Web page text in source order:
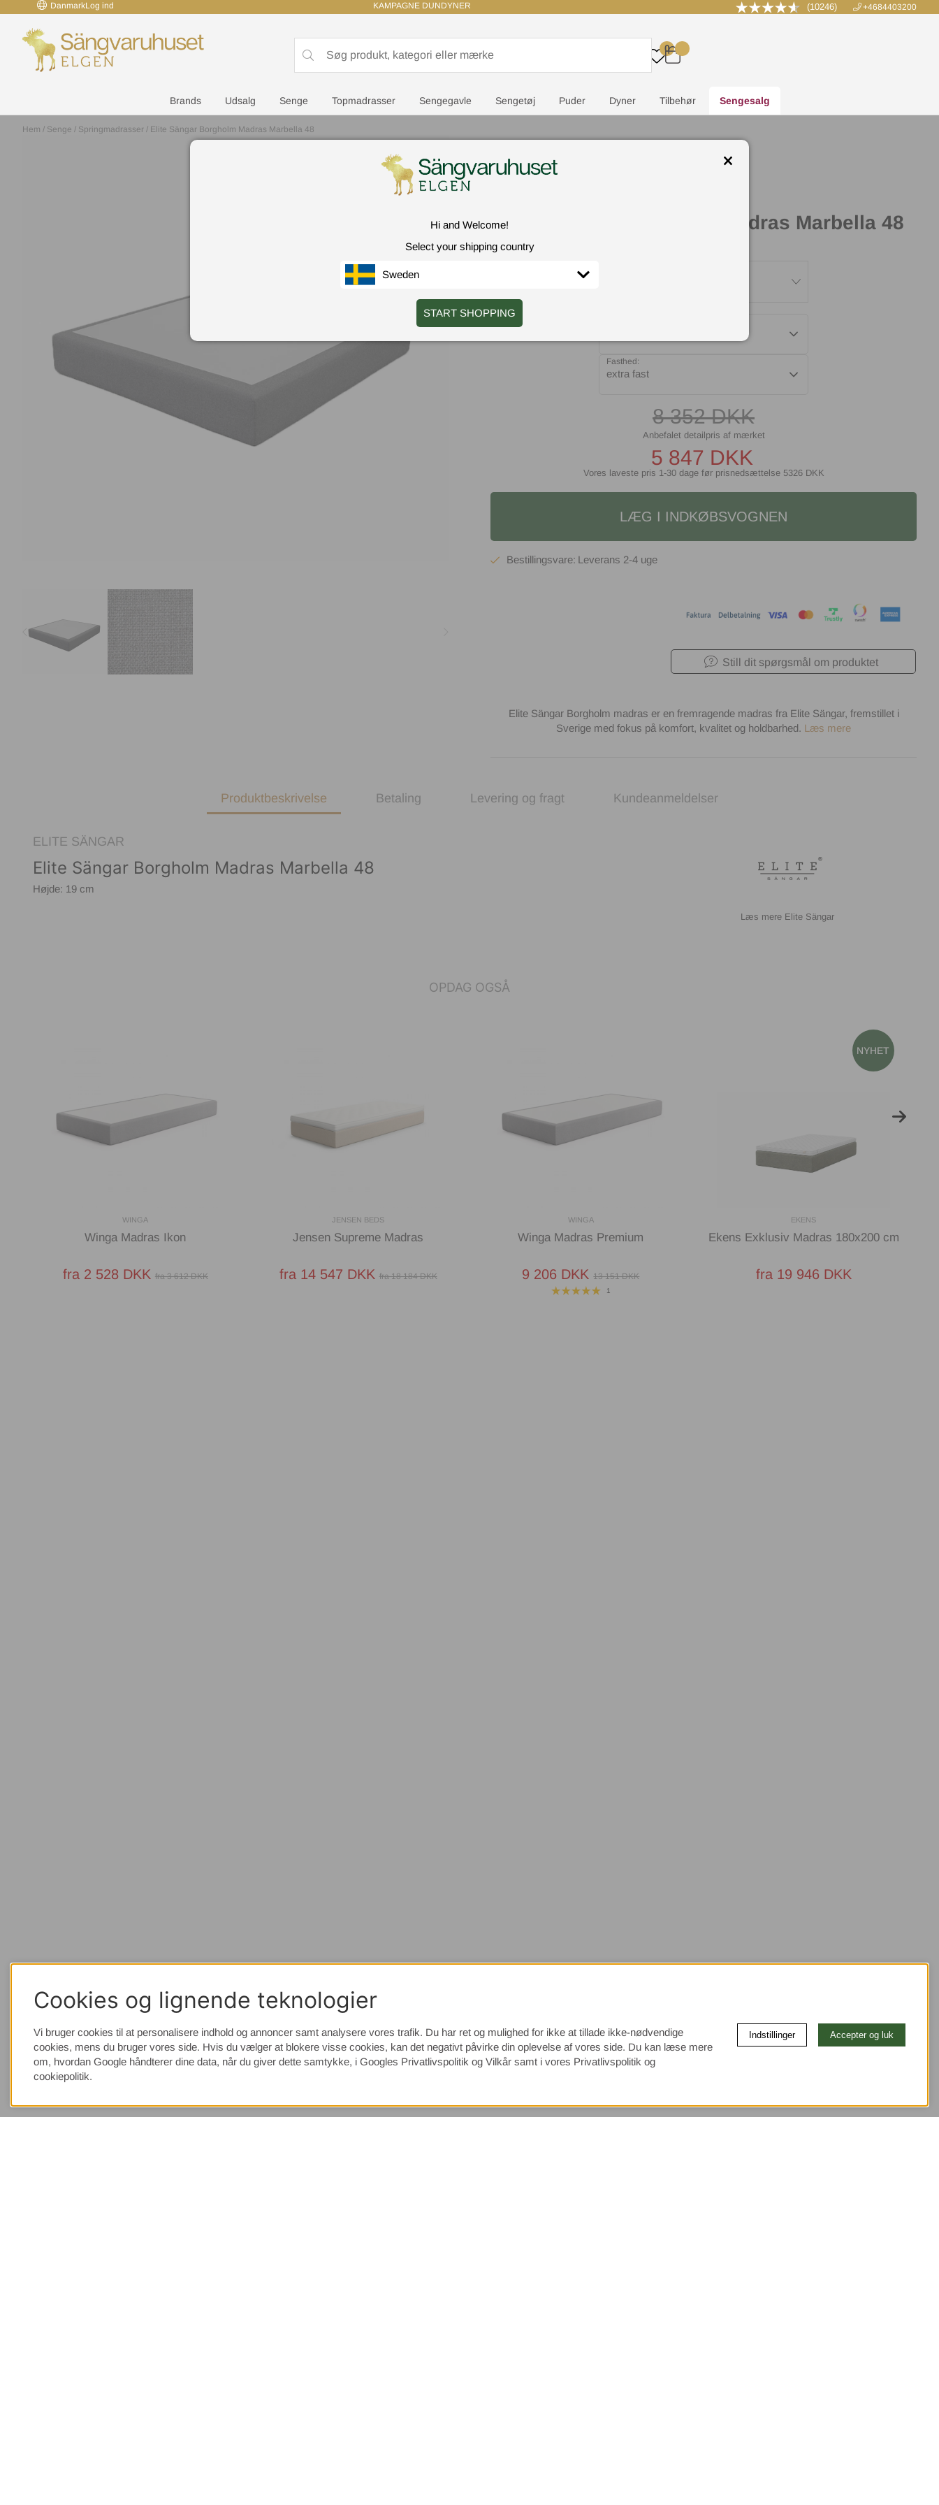
DanmarkLog ind KAMPAGNE DUNDYNER (10246) +4684403200
0
..
Brands Udsalg Senge Topmadrasser Sengegavle Sengetøj Puder Dyner Tilbehør Sengesalg
Hem / Senge / Springmadrasser / Elite Sängar Borgholm Madras Marbella 48
Elite Sängar Borgholm Madras Marbella 48
Fasthed:
extra fast
8 352DKK
5 847 DKK
Vores laveste pris 1-30 dage før prisnedsættelse 5326 DKK
LÆG I INDKØBSVOGNEN
2-4 uge
Still dit spørgsmål om produktet
Elite Sängar Borgholm madras er en fremragende madras fra Elite Sängar, fremstillet i
Sverige med fokus på komfort, kvalitet og holdbarhed. Læs mere
Produktbeskrivelse
ELITE SÄNGAR
Elite Sängar Borgholm Madras Marbella 48
Højde: 19 cm
Elite Sängar
Betaling Levering og fragt Kundeanmeldelser
OPDAG OGSÅ
WINGA
Winga Madras Ikon
fra 2 528 DKK fra 3 612 DKK
JENSEN BEDS
Jensen Supreme Madras
fra 14 547 DKK fra 18 184 DKK
WINGA
Winga Madras Premium
9 206 DKK 13 151 DKK
1
EKENS
Ekens Exklusiv Madras 180x200 cm
fra 19 946 DKK
Hi and Welcome!
Select your shipping country
Sweden
START SHOPPING
Cookies og lignende teknologier
Vi bruger cookies til at personalisere indhold og annoncer samt analysere vores trafik. Du har ret og mulighed for ikke at tillade ikke-nødvendige
cookies, mens du bruger vores side. Hvis du vælger at blokere visse cookies, kan det negativt påvirke din oplevelse af vores side. Du kan læse mere
om, hvordan Google håndterer dine data, når du giver dette samtykke, i Googles Privatlivspolitik og Vilkår samt i vores Privatlivspolitik og
cookiepolitik.
Indstillinger Accepter og luk